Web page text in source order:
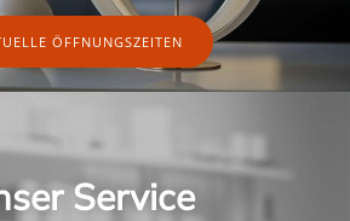
ÖFFNUNGSZEITEN
Service